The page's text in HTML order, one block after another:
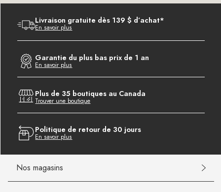
Livraison gratuite dès 139 $ d’achat*
En savoir plus
Garantie du plus bas prix de 1 an
En savoir plus
Plus de 35 boutiques au Canada
Trouver une boutique
Politique de retour de 30 jours
En savoir plus
Nos magasins